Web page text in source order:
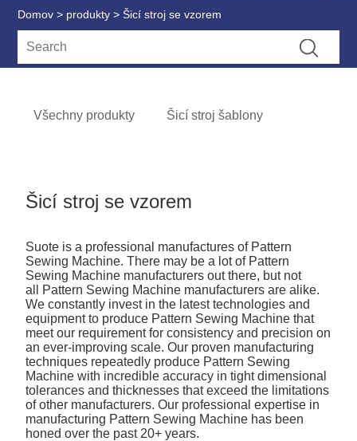
Domov > produkty > Šicí stroj se vzorem
Všechny produkty Šicí stroj šablony
Šicí stroj se vzorem
Suote is a professional manufactures of Pattern
Sewing Machine. There may be a lot of Pattern
Sewing Machine manufacturers out there, but not
all Pattern Sewing Machine manufacturers are alike.
We constantly invest in the latest technologies and
equipment to produce Pattern Sewing Machine that
meet our requirement for consistency and precision on
an ever-improving scale. Our proven manufacturing
techniques repeatedly produce Pattern Sewing
Machine with incredible accuracy in tight dimensional
tolerances and thicknesses that exceed the limitations
of other manufacturers. Our professional expertise in
manufacturing Pattern Sewing Machine has been
honed over the past 20+ years.